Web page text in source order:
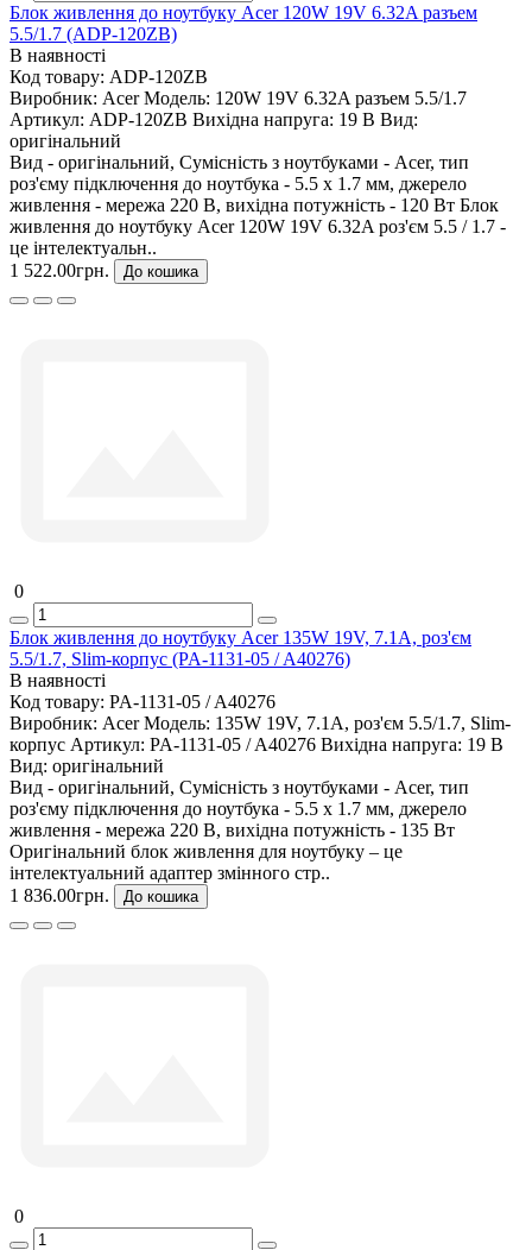
Блок живлення до ноутбуку Acer 120W 19V 6.32A разъем
5.5/1.7 (ADP-120ZB)
В наявності
Код товару: ADP-120ZB
Виробник: Acer Модель: 120W 19V 6.32A разъем 5.5/1.7
Артикул: ADP-120ZB Вихідна напруга: 19 В Вид:
оригінальний
Вид - оригінальний, Сумісність з ноутбуками - Acer, тип
роз'єму підключення до ноутбука - 5.5 x 1.7 мм, джерело
живлення - мережа 220 В, вихідна потужність - 120 Вт Блок
живлення до ноутбуку Acer 120W 19V 6.32A роз'єм 5.5 / 1.7 -
це інтелектуальн..
1 522.00грн.
До кошика
0
Блок живлення до ноутбуку Acer 135W 19V, 7.1A, роз'єм
5.5/1.7, Slim-корпус (PA-1131-05 / A40276)
В наявності
Код товару: PA-1131-05 / A40276
Виробник: Acer Модель: 135W 19V, 7.1A, роз'єм 5.5/1.7, Slim-
корпус Артикул: PA-1131-05 / A40276 Вихідна напруга: 19 В
Вид: оригінальний
Вид - оригінальний, Сумісність з ноутбуками - Acer, тип
роз'єму підключення до ноутбука - 5.5 x 1.7 мм, джерело
живлення - мережа 220 В, вихідна потужність - 135 Вт
Оригінальний блок живлення для ноутбуку – це
інтелектуальний адаптер змінного стр..
1 836.00грн.
До кошика
0